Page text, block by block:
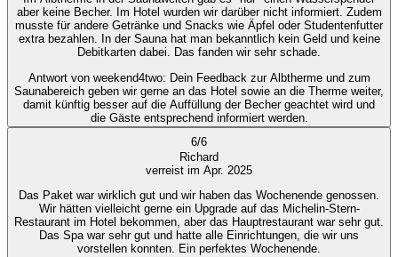
aber keine Becher. Im Hotel wurden wir darüber nicht informiert. Zudem
musste für andere Getränke und Snacks wie Äpfel oder Studentenfutter
extra bezahlen. In der Sauna hat man bekanntlich kein Geld und keine
Debitkarten dabei. Das fanden wir sehr schade.
Antwort von weekend4two: Dein Feedback zur Albtherme und zum
Saunabereich geben wir gerne an das Hotel sowie an die Therme weiter,
damit künftig besser auf die Auffüllung der Becher geachtet wird und
die Gäste entsprechend informiert werden.
6/6
Richard
verreist im Apr. 2025
Das Paket war wirklich gut und wir haben das Wochenende genossen.
Wir hätten vielleicht gerne ein Upgrade auf das Michelin-Stern-
Restaurant im Hotel bekommen, aber das Hauptrestaurant war sehr gut.
Das Spa war sehr gut und hatte alle Einrichtungen, die wir uns
vorstellen konnten. Ein perfektes Wochenende.